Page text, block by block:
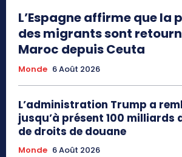
L’Espagne affirme que la
des migrants sont
Maroc depuis Ceuta
Monde 6 Août 2026
L’administration Trump a
jusqu’à présent 100 milliards
de droits de douane
Monde 6 Août 2026